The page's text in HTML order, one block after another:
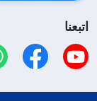
اتبعنا